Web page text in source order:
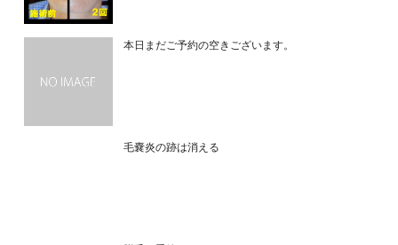
本日まだご予約の空きございます。
毛嚢炎の跡は消える